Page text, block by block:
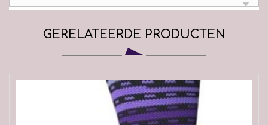
GERELATEERDE PRODUCTEN